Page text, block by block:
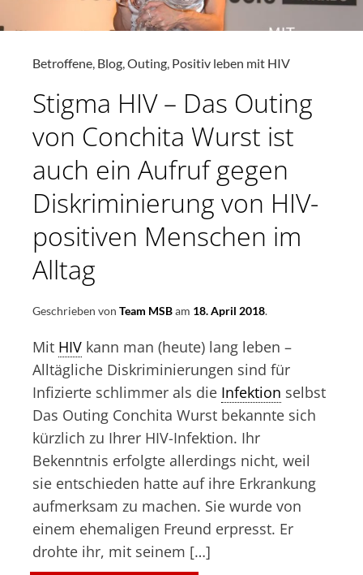
Betroffene Blog Outing Positiv leben mit HIV
Stigma HIV – Das Outing
von Conchita Wurst ist
auch ein Aufruf gegen
Diskriminierung von HIV-
positiven Menschen im
Alltag
Geschrieben von Team MSBam 18. April 2018.
Mit HIV kann man (heute) lang leben –
Alltägliche Diskriminierungen sind für
Infizierte schlimmer als die Infektion selbst
Das Outing Conchita Wurst bekannte sich
kürzlich zu Ihrer HIV-Infektion. Ihr
Bekenntnis erfolgte allerdings nicht, weil
sie entschieden hatte auf ihre Erkrankung
aufmerksam zu machen. Sie wurde von
einem ehemaligen Freund erpresst. Er
drohte ihr, mit seinem […]